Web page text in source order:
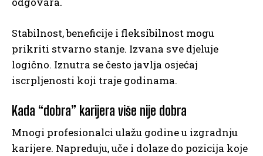
Stabilnost, beneficije i fleksibilnost mogu
prikriti stvarno stanje. Izvana sve djeluje
logično. Iznutra se često javlja osjećaj
iscrpljenosti koji traje godinama.
Kada “dobra” karijera više nije dobra
Mnogi profesionalci ulažu godine u izgradnju
karijere. Napreduju, uče i dolaze do pozicija koje